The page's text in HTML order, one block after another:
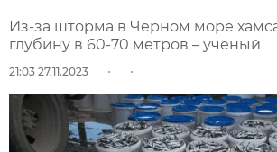
Из-за шторма в Черном море
глубину в 60-70 метров – ученый
21:03 27.11.2023